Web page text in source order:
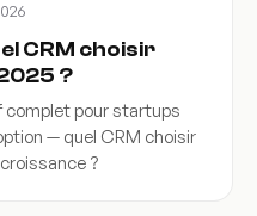
CRM choisir
?
pour startups
— quel CRM choisir
?